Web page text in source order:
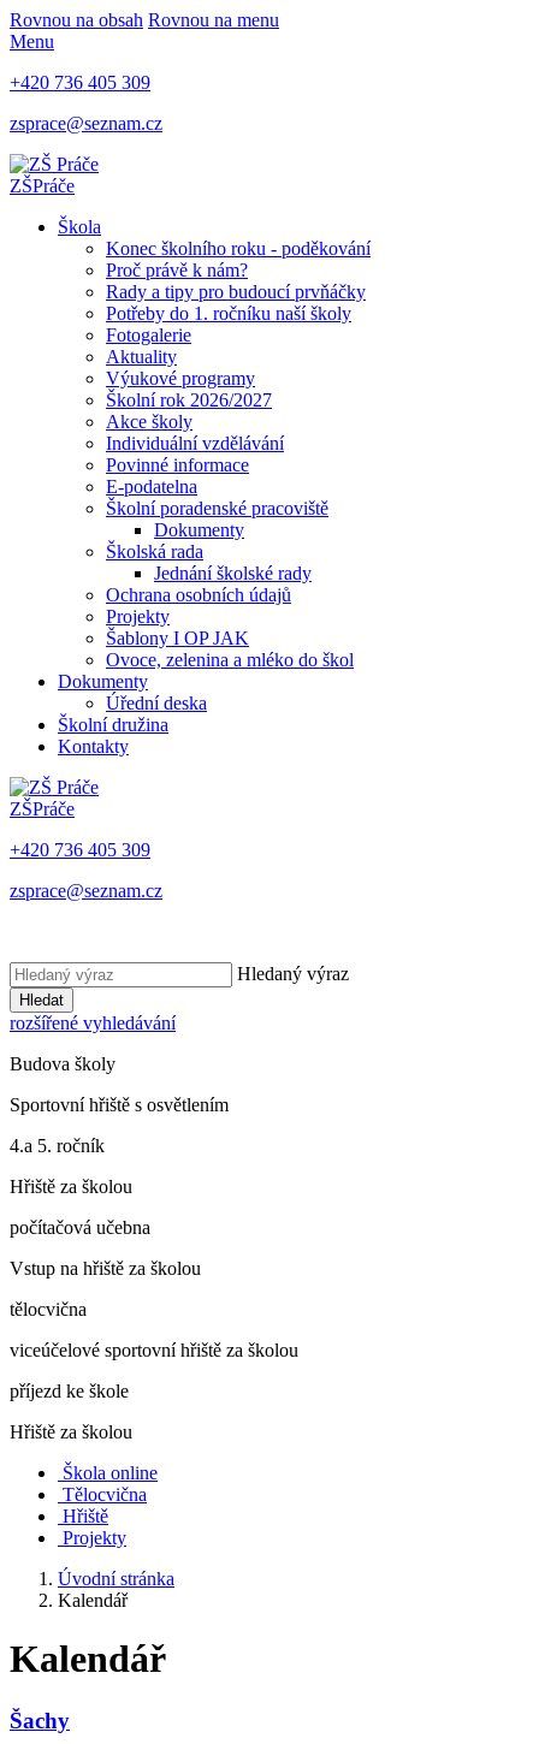
Rovnou na obsah Rovnou na menu
Menu
+420 736 405 309
zsprace@seznam.cz
ZŠPráče
Škola
Konec školního roku - poděkování
Proč právě k nám?
Rady a tipy pro budoucí prvňáčky
Potřeby do 1. ročníku naší školy
Fotogalerie
Aktuality
Výukové programy
Školní rok 2026/2027
Akce školy
Individuální vzdělávání
Povinné informace
E-podatelna
Školní poradenské pracoviště
Dokumenty
Školská rada
Jednání školské rady
Ochrana osobních údajů
Projekty
Šablony I OP JAK
Ovoce, zelenina a mléko do škol
Dokumenty
Úřední deska
Školní družina
Kontakty
ZŠPráče
+420 736 405 309
zsprace@seznam.cz
Hledaný výraz
Hledat
rozšířené vyhledávání
Budova školy
Sportovní hřiště s osvětlením
4.a 5. ročník
Hřiště za školou
počítačová učebna
Vstup na hřiště za školou
tělocvična
viceúčelové sportovní hřiště za školou
příjezd ke škole
Hřiště za školou
Škola online
Tělocvična
Hřiště
Projekty
Úvodní stránka
Kalendář
Kalendář
Šachy